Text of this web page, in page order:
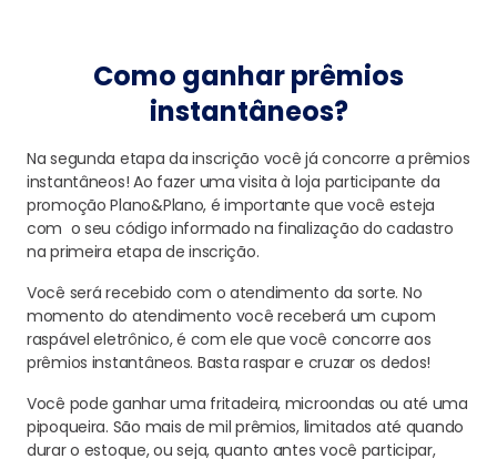
Como ganhar prêmios
instantâneos?
Na segunda etapa da inscrição você já concorre a prêmios
instantâneos! Ao fazer uma visita à loja participante da
promoção Plano&Plano, é importante que você esteja
com o seu código informado na finalização do cadastro
na primeira etapa de inscrição.
Você será recebido com o atendimento da sorte. No
momento do atendimento você receberá um cupom
raspável eletrônico, é com ele que você concorre aos
prêmios instantâneos. Basta raspar e cruzar os dedos!
Você pode ganhar uma fritadeira, microondas ou até uma
pipoqueira. São mais de mil prêmios, limitados até quando
durar o estoque, ou seja, quanto antes você participar,